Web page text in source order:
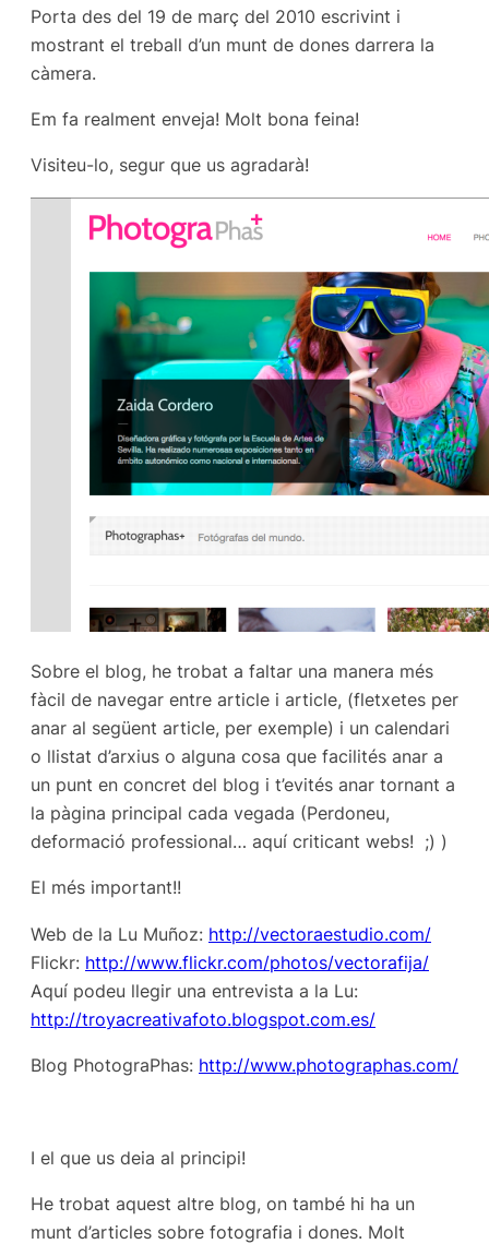
Porta des del 19 de març del 2010 escrivint i
mostrant el treball d’un munt de dones darrera la
càmera.
Em fa realment enveja! Molt bona feina!
Visiteu-lo, segur que us agradarà!
Sobre el blog, he trobat a faltar una manera més
fàcil de navegar entre article i article, (fletxetes per
anar al següent article, per exemple) i un calendari
o llistat d’arxius o alguna cosa que facilités anar a
un punt en concret del blog i t’evités anar tornant a
la pàgina principal cada vegada (Perdoneu,
deformació professional… aquí criticant webs! ;) )
El més important!!
Web de la Lu Muñoz: http://vectoraestudio.com/
Flickr: http://www.flickr.com/photos/vectorafija/
Aquí podeu llegir una entrevista a la Lu:
http://troyacreativafoto.blogspot.com.es/
Blog PhotograPhas: http://www.photographas.com/
I el que us deia al principi!
He trobat aquest altre blog, on també hi ha un
munt d’articles sobre fotografia i dones. Molt